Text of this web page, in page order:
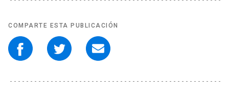
COMPARTE ESTA PUBLICACIÓN